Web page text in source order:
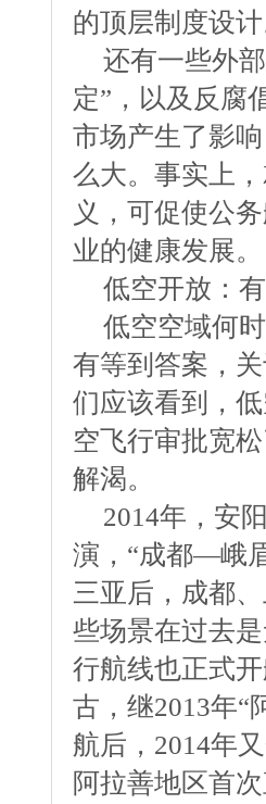
的顶层制度设
还有一些外
定”，以及反腐
市场产生了影
么大。事实上
义，可促使公
业的健康发展。
低空开放：
低空空域何
有等到答案，
们应该看到，
空飞行审批宽
解渴。
2014年，安
演，“成都—峨
三亚后，成都
些场景在过去
行航线也正式
古，继2013年
航后，2014年
阿拉善地区首